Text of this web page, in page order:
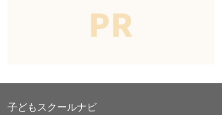
子どもスクールナビ